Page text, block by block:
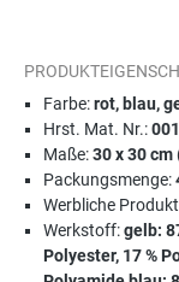
Farbe:rot, blau,
Hrst. Mat. Nr.:
Maße:30 x 30 cm
Packungsmenge:
Werbliche
Werkstoff:gelb:
Polyester, 17 %